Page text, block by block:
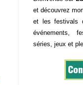
et découvrez
et les festivals
événements,
séries, jeux et